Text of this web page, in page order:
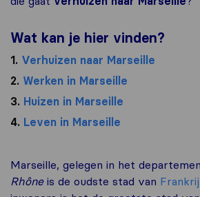
Wat kan je hier vinden?
1. Verhuizen naar Marseille
2. Werken in Marseille
3. Huizen in Marseille
4. Leven in Marseille
Marseille, gelegen in het
Rhôneis de oudste stad van